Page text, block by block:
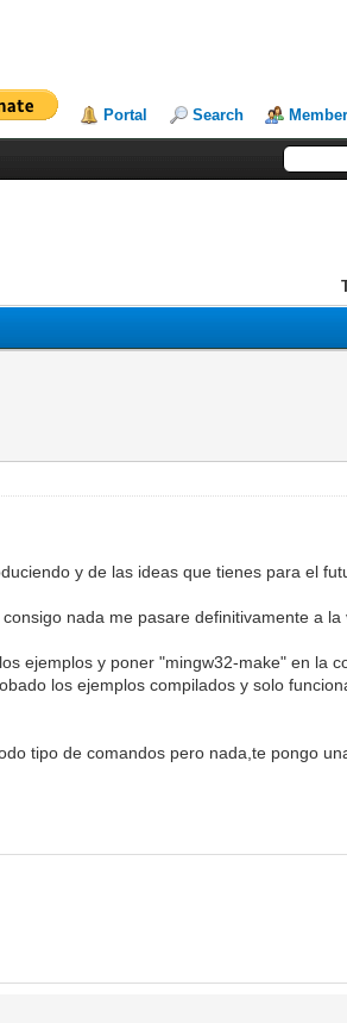
Portal Search
y de las ideas que tienes para el
nada me pasare definitivamente a la
ejemplos y poner "mingw32-make" en la
los ejemplos compilados y solo
tipo de comandos pero nada,te pongo